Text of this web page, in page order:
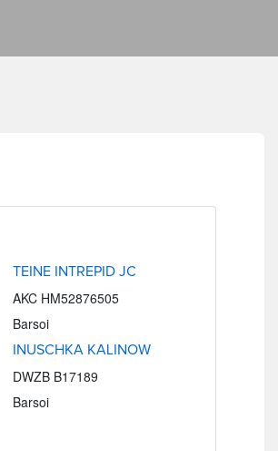
TEINE INTREPID JC
AKC HM52876505
Barsoi
INUSCHKA KALINOW
DWZB B17189
Barsoi